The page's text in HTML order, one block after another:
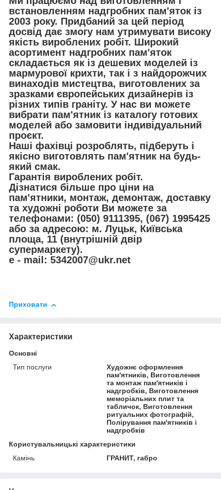
встановленням надгробних пам'яток із
2003 року. Придбаний за цей період
досвід дає змогу нам утримувати високу
якість вироблених робіт. Широкий
асортимент надгробних пам'яток
складається як із дешевих моделей із
мармурової крихти, так і з найдорожчих
винаходів мистецтва, виготовлених за
зразками європейських дизайнерів із
різних типів граніту. У нас ви можете
вибрати пам'ятник із каталогу готових
моделей або замовити індивідуальний
проєкт.
Наші фахівці розроблять, підберуть і
якісно виготовлять пам'ятник на будь-
який смак.
Гарантія вироблених робіт.
Дізнатися більше про ціни на
пам'ятники, монтаж, демонтаж, доставку
та художні роботи Ви можете за
телефонами: (050) 9111395, (067) 1995425
або за адресою: м. Луцьк, Київська
площа, 11 (внутрішній двір
супермаркету).
e - mail: 5342007@ukr.net
Приховати
Характеристики
Основні
Тип послуги
Художнє оформлення
пам'ятників, Виготовлення
та монтаж пам'ятників і
надгробків, Виготовлення
меморіальних плит та
табличок, Виготовлення
ритуальних фотографій,
Полірування пам'ятників і
надгробків
Користувальницькі характеристики
Камінь
ГРАНИТ, габро